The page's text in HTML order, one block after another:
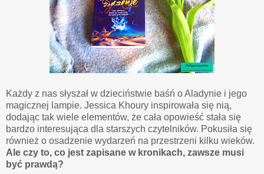
Każdy z nas słyszał w dzieciństwie baśń o Aladynie i jego
magicznej lampie. Jessica Khoury inspirowała się nią,
dodając tak wiele elementów, że cała opowieść stała się
bardzo interesująca dla starszych czytelników. Pokusiła się
również o osadzenie wydarzeń na przestrzeni kilku wieków.
Ale czy to, co jest zapisane w kronikach, zawsze musi
być prawdą?